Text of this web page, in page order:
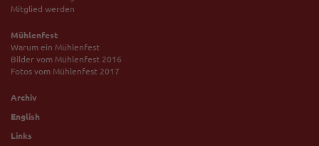
Mitglied werden
Mühlenfest
Warum ein Mühlenfest
Bilder vom Mühlenfest 2016
Fotos vom Mühlenfest 2017
Archiv
English
Links